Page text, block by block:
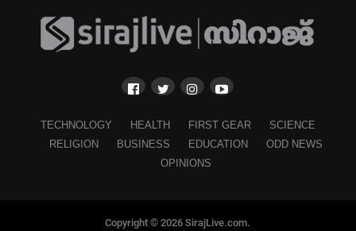
TECHNOLOGY HEALTH FIRST GEAR
SCIENCE
RELIGION
BUSINESS EDUCATION
ODD NEWS
OPINIONS
Copyright © 2026 SirajLive.com.